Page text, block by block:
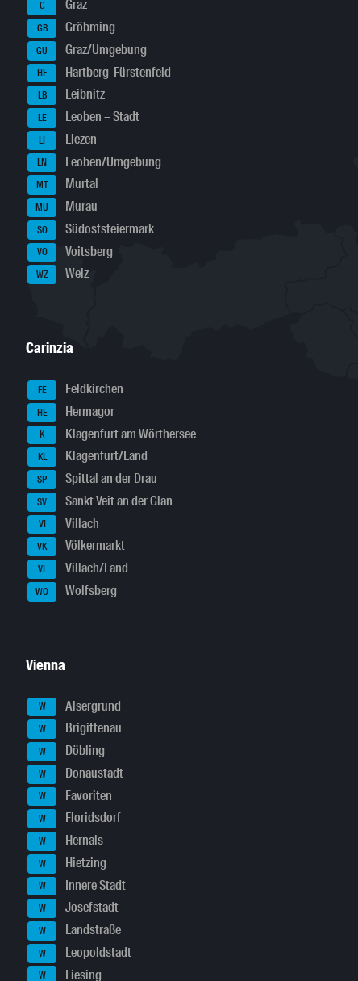
G Graz
GB Gröbming
GU Graz/Umgebung
HF Hartberg-Fürstenfeld
LB Leibnitz
LE Leoben – Stadt
LI Liezen
LN Leoben/Umgebung
MT Murtal
MU Murau
SO Südoststeiermark
VO Voitsberg
WZ Weiz
Carinzia
FE Feldkirchen
HE Hermagor
K Klagenfurt am Wörthersee
KL Klagenfurt/Land
SP Spittal an der Drau
SV Sankt Veit an der Glan
VI Villach
VK Völkermarkt
VL Villach/Land
WO Wolfsberg
Vienna
W Alsergrund
W Brigittenau
W Döbling
W Donaustadt
W Favoriten
W Floridsdorf
W Hernals
W Hietzing
W Innere Stadt
W Josefstadt
W Landstraße
W Leopoldstadt
W Liesing